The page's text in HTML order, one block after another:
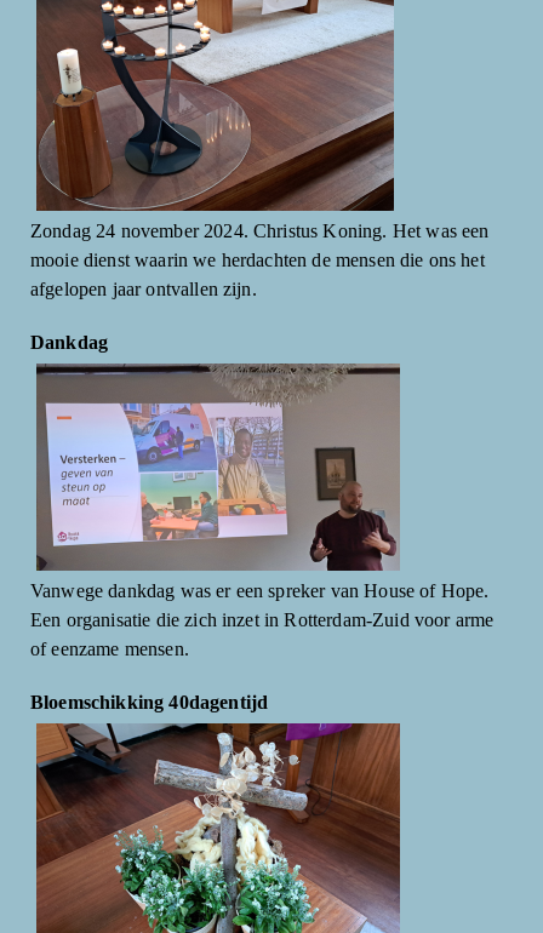
Zondag 24 november 2024. Christus Koning. Het was een
mooie dienst waarin we herdachten de mensen die ons het
afgelopen jaar ontvallen zijn.
Dankdag
Vanwege dankdag was er een spreker van House of Hope.
Een organisatie die zich inzet in Rotterdam-Zuid voor arme
of eenzame mensen.
Bloemschikking 40dagentijd